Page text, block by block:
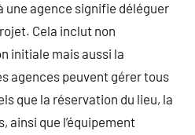
une agence signifie déléguer
Cela inclut non
initiale mais aussi la
agences peuvent gérer tous
que la réservation du lieu, la
ainsi que l’équipement